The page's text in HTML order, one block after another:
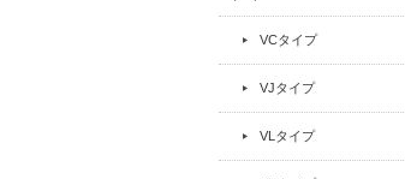
VCタイプ
VJタイプ
VLタイプ